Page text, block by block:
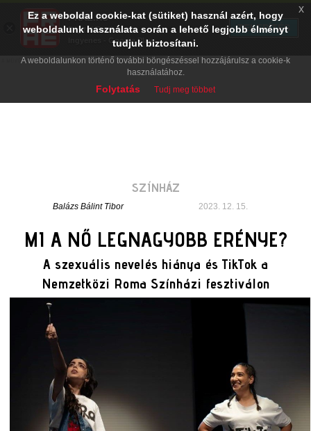
SZÍNHÁZ
Balázs Bálint Tibor 2023. 12. 15.
MI A NŐ LEGNAGYOBB ERÉNYE?
A szexuális nevelés hiánya és TikTok a
Nemzetközi Roma Színházi fesztiválon
Ez a weboldal cookie-kat (sütiket) használ azért, hogy
weboldalunk használata során a lehető legjobb élményt
tudjuk biztosítani.
A weboldalunkon történő további böngészéssel hozzájárulsz a cookie-k
használatához.
Folytatás Tudj meg többet
x
PRAE.HU
Digital Evolution
Ingyenes - Google Play
TELEPÍTÉS